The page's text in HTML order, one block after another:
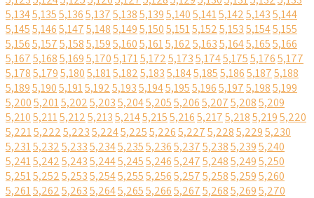
5,1345,1355,1365,1375,1385,1395,1405,1415,1425,1435,144
5,1455,1465,1475,1485,1495,1505,1515,1525,1535,1545,155
5,1565,1575,1585,1595,1605,1615,1625,1635,1645,1655,166
5,1675,1685,1695,1705,1715,1725,1735,1745,1755,1765,177
5,1785,1795,1805,1815,1825,1835,1845,1855,1865,1875,188
5,1895,1905,1915,1925,1935,1945,1955,1965,1975,1985,199
5,2005,2015,2025,2035,2045,2055,2065,2075,2085,209
5,2105,2115,2125,2135,2145,2155,2165,2175,2185,2195,220
5,2215,2225,2235,2245,2255,2265,2275,2285,2295,230
5,2315,2325,2335,2345,2355,2365,2375,2385,2395,240
5,2415,2425,2435,2445,2455,2465,2475,2485,2495,250
5,2515,2525,2535,2545,2555,2565,2575,2585,2595,260
5,2615,2625,2635,2645,2655,2665,2675,2685,2695,270